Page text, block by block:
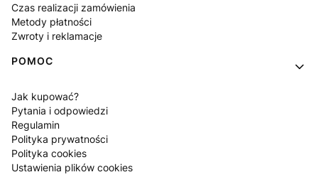
Czas realizacji zamówienia
Metody płatności
Zwroty i reklamacje
POMOC
Jak kupować?
Pytania i odpowiedzi
Regulamin
Polityka prywatności
Polityka cookies
Ustawienia plików cookies